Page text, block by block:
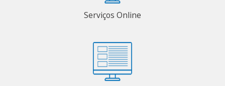
Serviços Online